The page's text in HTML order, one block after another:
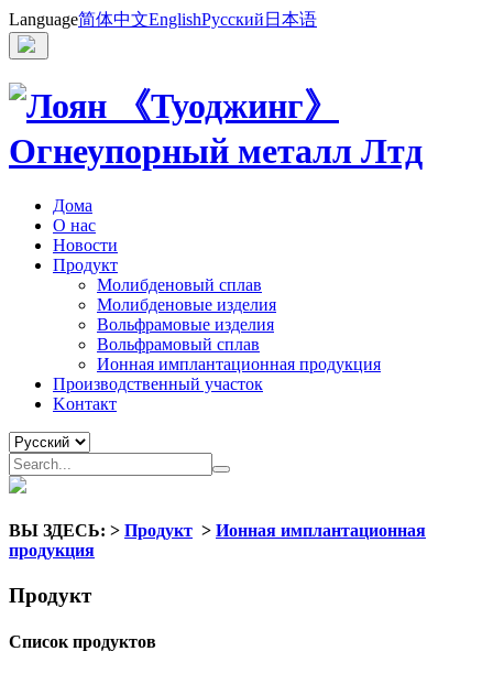
Language简体中文EnglishРусский 日本语
Дома
О нас
Новости
Продукт
Молибденовый сплав
Молибденовые изделия
Вольфрамовые изделия
Вольфрамовый сплав
Ионная имплантационная продукция
Производственный участок
Kонтакт
ВЫ ЗДЕСЬ: > Продукт > Ионная имплантационная
продукция
Продукт
Список продуктов